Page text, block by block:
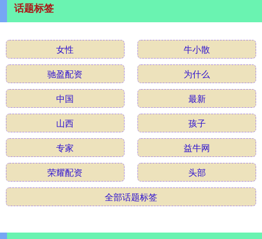
话题标签
女性
牛小散
驰盈配资
为什么
中国
最新
山西
孩子
专家
益牛网
荣耀配资
头部
全部话题标签